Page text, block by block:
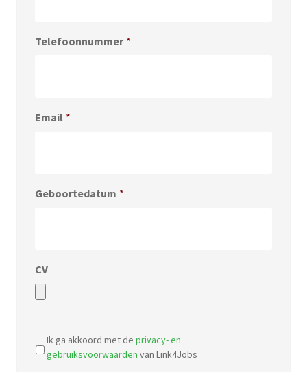
Telefoonnummer *
Email *
Geboortedatum *
CV
types:
pdf,
Ik ga akkoord met de privacy- en
gebruiksvoorwaarden van Link4Jobs